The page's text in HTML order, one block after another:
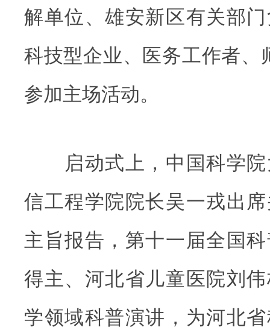
解单位、雄安新区有关部
科技型企业、医务工作者、
参加主场活动。
启动式上，中国科学院
信工程学院院长吴一戎出
主旨报告，第十一届全国
得主、河北省儿童医院刘
学领域科普演讲，为河北